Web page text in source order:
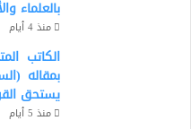
بالعلماء
منذ 4 أيام
الكاتب
بمقاله
يستحق
منذ 5 أيام